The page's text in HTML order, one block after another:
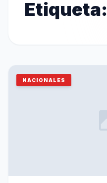
Etiqueta:
NACIONALES